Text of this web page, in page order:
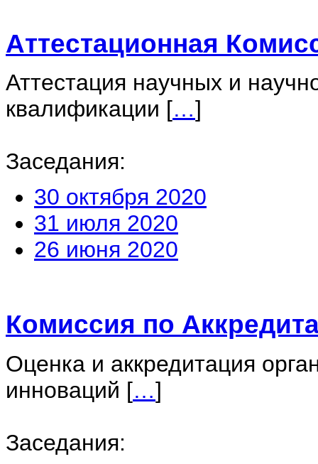
Аттестационная
Аттестация научных и
квалификации […]
Заседания:
30 октября 2020
31 июля 2020
26 июня 2020
Комиссия по
Оценка и аккредитация
инноваций […]
Заседания: